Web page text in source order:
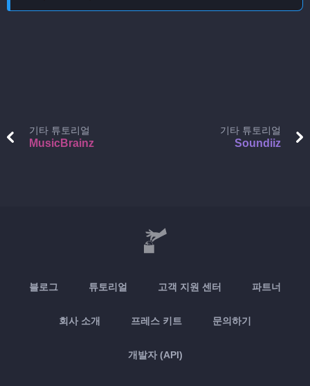
기타 튜토리얼
MusicBrainz
기타 튜토리얼
Soundiiz
블로그 튜토리얼 고객 지원 센터 파트너
회사 소개 프레스 키트 문의하기
개발자 (API)